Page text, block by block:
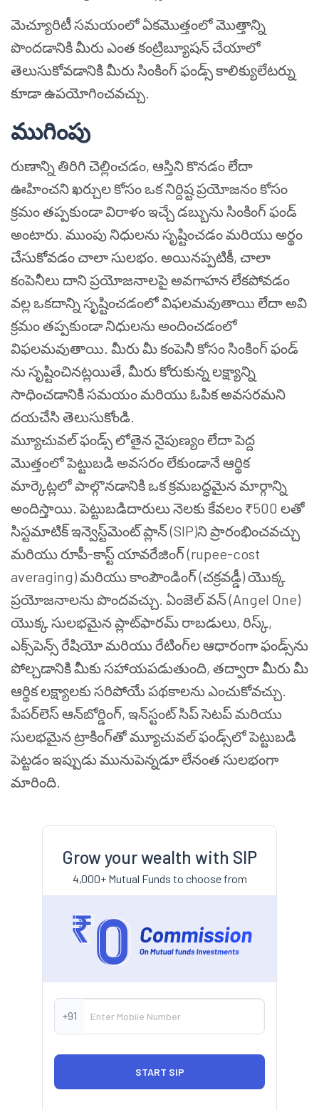
మెచ్యూరిటీ సమయంలో ఏకమొత్తంలో మొత్తాన్ని
పొందడానికి మీరు ఎంత కంట్రిబ్యూషన్ చేయాలో
తెలుసుకోవడానికి మీరు సింకింగ్ ఫండ్స్ కాలిక్యులేటర్ను
కూడా ఉపయోగించవచ్చు.
ముగింపు
రుణాన్ని తిరిగి చెల్లించడం, ఆస్తిని కొనడం లేదా
ఊహించని ఖర్చుల కోసం ఒక నిర్దిష్ట ప్రయోజనం కోసం
క్రమం తప్పకుండా విరాళం ఇచ్చే డబ్బును సింకింగ్ ఫండ్
అంటారు. ముంపు నిధులను సృష్టించడం మరియు అర్థం
చేసుకోవడం చాలా సులభం. అయినప్పటికీ, చాలా
కంపెనీలు దాని ప్రయోజనాలపై అవగాహన లేకపోవడం
వల్ల ఒకదాన్ని సృష్టించడంలో విఫలమవుతాయి లేదా అవి
క్రమం తప్పకుండా నిధులను అందించడంలో
విఫలమవుతాయి. మీరు మీ కంపెనీ కోసం సింకింగ్ ఫండ్
ను సృష్టించినట్లయితే, మీరు కోరుకున్న లక్ష్యాన్ని
సాధించడానికి సమయం మరియు ఓపిక అవసరమని
దయచేసి తెలుసుకోండి.
మ్యూచువల్ ఫండ్స్ లోతైన నైపుణ్యం లేదా పెద్ద
మొత్తంలో పెట్టుబడి అవసరం లేకుండానే ఆర్థిక
మార్కెట్లలో పాల్గొనడానికి ఒక క్రమబద్ధమైన మార్గాన్ని
అందిస్తాయి. పెట్టుబడిదారులు నెలకు కేవలం ₹500 లతో
సిస్టమాటిక్ ఇన్వెస్ట్‌మెంట్ ప్లాన్ (SIP)ని ప్రారంభించవచ్చు
మరియు రూపీ-కాస్ట్ యావరేజింగ్ (rupee-cost
averaging) మరియు కాంపౌండింగ్ (చక్రవడ్డీ) యొక్క
ప్రయోజనాలను పొందవచ్చు. ఏంజెల్ వన్ (Angel One)
యొక్క సులభమైన ప్లాట్‌ఫారమ్ రాబడులు, రిస్క్,
ఎక్స్‌పెన్స్ రేషియో మరియు రేటింగ్‌ల ఆధారంగా ఫండ్స్‌ను
పోల్చడానికి మీకు సహాయపడుతుంది, తద్వారా మీరు మీ
ఆర్థిక లక్ష్యాలకు సరిపోయే పథకాలను ఎంచుకోవచ్చు.
పేపర్‌లెస్ ఆన్‌బోర్డింగ్, ఇన్‌స్టంట్ సిప్ సెటప్ మరియు
సులభమైన ట్రాకింగ్‌తో మ్యూచువల్ ఫండ్స్‌లో పెట్టుబడి
పెట్టడం ఇప్పుడు మునుపెన్నడూ లేనంత సులభంగా
మారింది.
Grow your wealth with SIP
4,000+ Mutual Funds to choose from
+91